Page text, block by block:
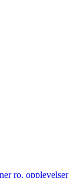
ro, opplevelser